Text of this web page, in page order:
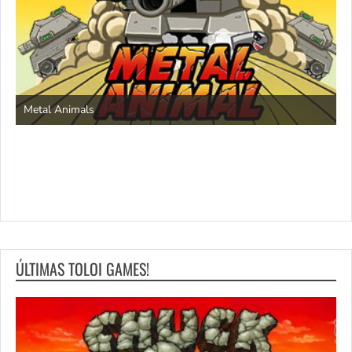
Metal Animals
ÚLTIMAS TOLOI GAMES!